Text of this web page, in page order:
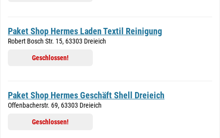
Paket Shop Hermes Laden Textil Reinigung
Robert Bosch Str. 15, 63303 Dreieich
Geschlossen!
Paket Shop Hermes Geschäft Shell Dreieich
Offenbacherstr. 69, 63303 Dreieich
Geschlossen!